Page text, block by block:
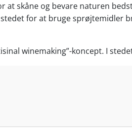
at skåne og bevare naturen
for at bruge sprøjtemidler
winemaking”-koncept. I